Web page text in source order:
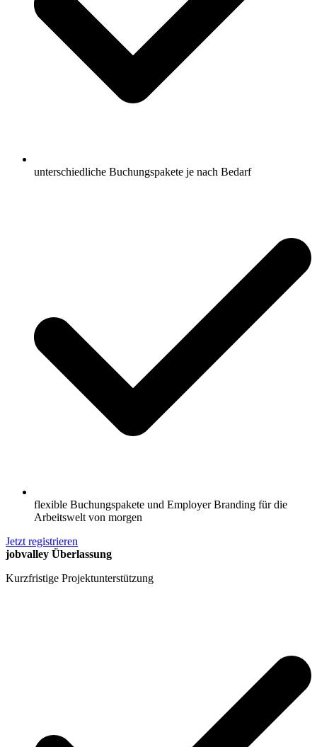
unterschiedliche Buchungspakete je nach Bedarf
flexible Buchungspakete und Employer Branding für die
Arbeitswelt von morgen
Jetzt registrieren
jobvalley Überlassung
Kurzfristige Projektunterstützung